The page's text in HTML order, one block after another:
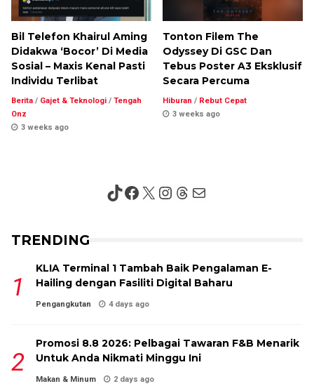
Bil Telefon Khairul Aming
Didakwa ‘Bocor’ Di Media
Sosial – Maxis Kenal Pasti
Individu Terlibat
Berita / Gajet & Teknologi / Tengah
Onz
3 weeks ago
Tonton Filem The
Odyssey Di GSC Dan
Tebus Poster A3 Eksklusif
Secara Percuma
Hiburan / Rebut Cepat
3 weeks ago
TikTok
Facebook
X Instagram
Threads
Mail
TRENDING
KLIA Terminal 1 Tambah Baik Pengalaman E-
Hailing dengan Fasiliti Digital Baharu
Pengangkutan 4 days ago
Promosi 8.8 2026: Pelbagai Tawaran F&B Menarik
Untuk Anda Nikmati Minggu Ini
Makan & Minum 2 days ago